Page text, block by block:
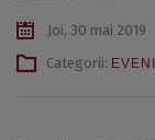
Joi, 30 mai 2019
Categorii: